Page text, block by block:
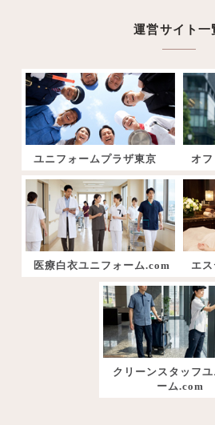
運営サイト一
ユニフォームプラザ東京 オ
医療白衣ユニフォーム.com エ
クリーンスタッフユ
ーム.com